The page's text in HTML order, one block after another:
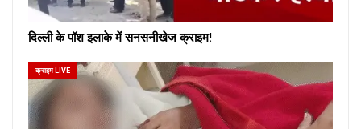
दिल्ली के पॉश इलाके में सनसनीखेज क्राइम!
क्राइम LIVE